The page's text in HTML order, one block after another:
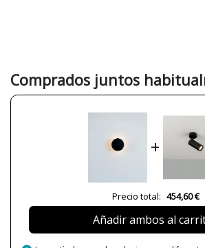
Largo (cm)
12
Plazo de Envío
893 lm
Temperatura de Color
2700K
CRI (LED)
90
Sí
Clase
Clase I
Comprados juntos
+
Precio total: 454,60 €
Añadir ambos al